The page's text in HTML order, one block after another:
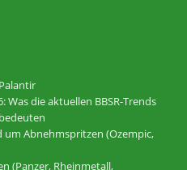
die aktuellen BBSR-Trends
Abnehmspritzen (Ozempic,
(Panzer, Rheinmetall,